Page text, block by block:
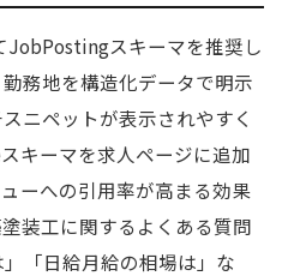
JobPostingスキーマを推奨し
務地を構造化データで明示
ニペットが表示されやすく
キーマを求人ページに追加
ーへの引用率が高まる効果
装工に関するよくある質問
」「日給月給の相場は」な